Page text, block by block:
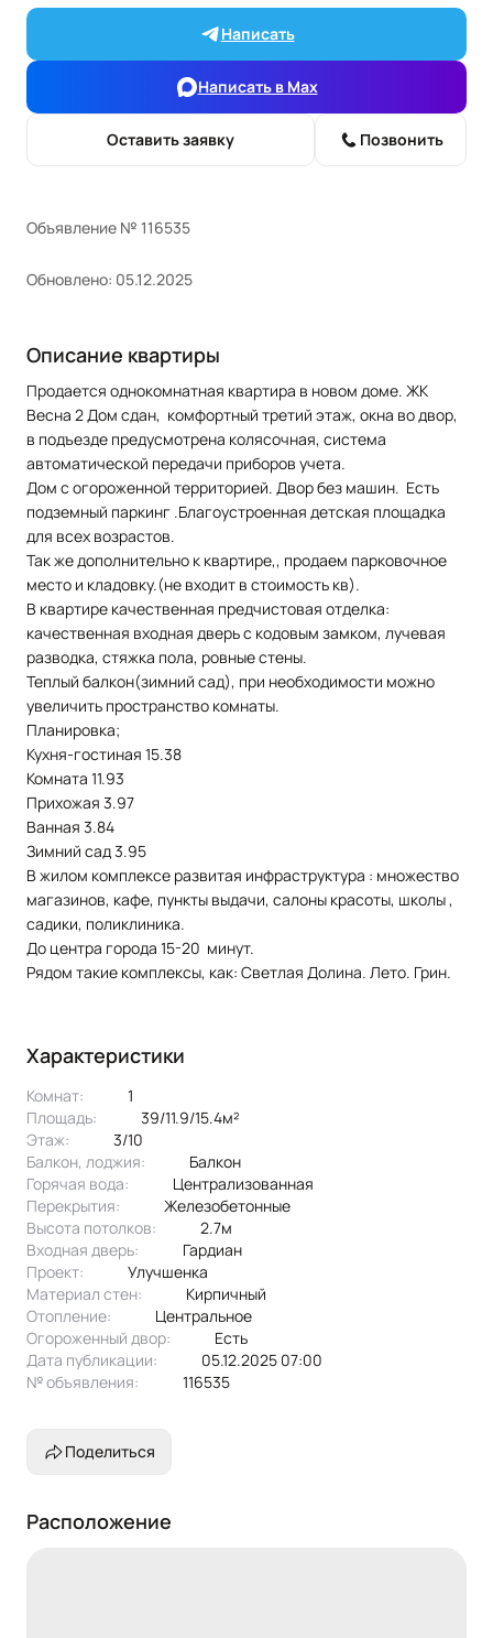
Написать
Написать в Max
Оставить заявку Позвонить
Объявление № 116535
Обновлено: 05.12.2025
Описание квартиры
Продается однокомнатная квартира в новом доме. ЖК
Весна 2 Дом сдан, комфортный третий этаж, окна во двор,
в подъезде предусмотрена колясочная, система
автоматической передачи приборов учета.
Дом с огороженной территорией. Двор без машин. Есть
подземный паркинг .Благоустроенная детская площадка
для всех возрастов.
Так же дополнительно к квартире,, продаем парковочное
место и кладовку.(не входит в стоимость кв).
В квартире качественная предчистовая отделка:
качественная входная дверь с кодовым замком, лучевая
разводка, стяжка пола, ровные стены.
Теплый балкон(зимний сад), при необходимости можно
увеличить пространство комнаты.
Планировка;
Кухня-гостиная 15.38
Комната 11.93
Прихожая 3.97
Ванная 3.84
Зимний сад 3.95
В жилом комплексе развитая инфраструктура : множество
магазинов, кафе, пункты выдачи, салоны красоты, школы ,
садики, поликлиника.
До центра города 15-20 минут.
Рядом такие комплексы, как: Светлая Долина. Лето. Грин.
Характеристики
Комнат:
1
Площадь:
39/11.9/15.4м²
Этаж:
3/10
Балкон, лоджия:
балкон
Горячая вода:
централизованная
Перекрытия:
железобетонные
Высота потолков:
2.7м
Входная дверь:
Гардиан
Проект:
улучшенка
Материал стен:
Кирпичный
Отопление:
центральное
Огороженный двор:
Есть
Дата публикации:
05.12.2025 07:00
№ объявления:
116535
Поделиться
Расположение